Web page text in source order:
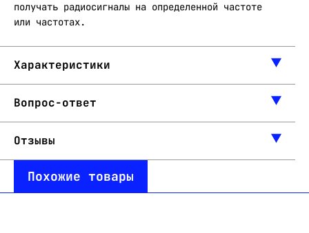
получать радиосигналы на определенной частоте
или частотах.
Характеристики
Вопрос-ответ
Отзывы
Похожие товары